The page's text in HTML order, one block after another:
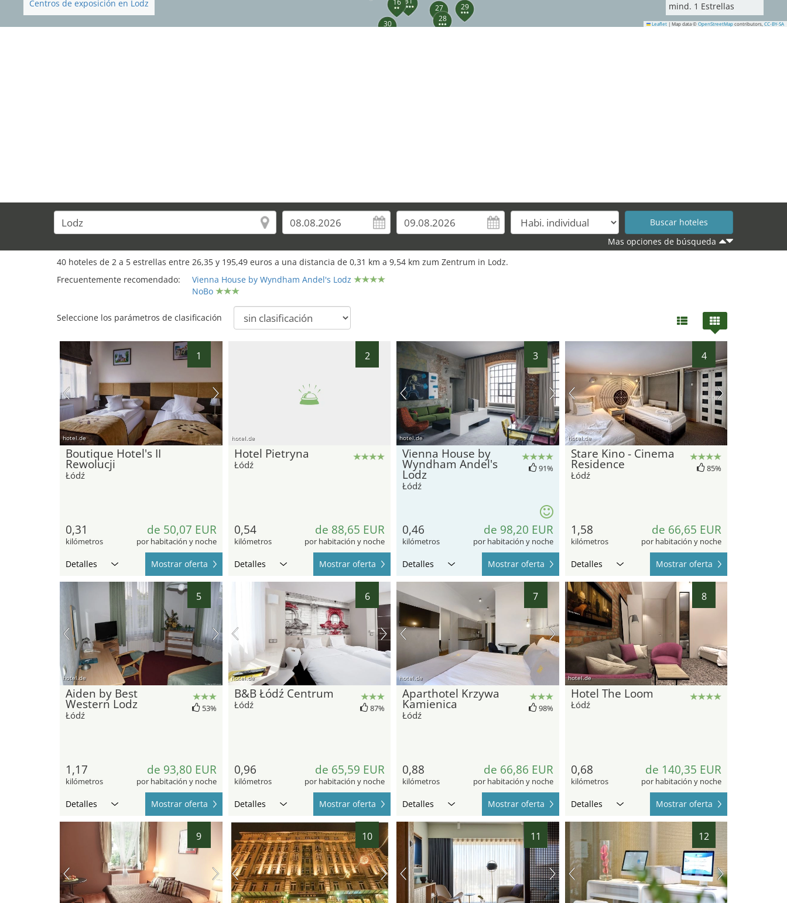
16
27
28
29
30
Leaflet | Map data © OpenStreetMap contributors, CC-BY-SA
Centros de exposición en Lodz
mind. 1 Estrellas
Mas opciones de búsqueda
40 hoteles de 2 a 5 estrellas entre 26,35 y 195,49 euros a una distancia de 0,31 km a 9,54 km zum Zentrum in Lodz.
Frecuentemente recomendado:
Vienna House by Wyndham Andel's Lodz
NoBo
Seleccione los parámetros de clasificación
1
hotel.de
Boutique Hotel's II
Rewolucji
Łódź
0,31
kilómetros
de 50,07 EUR
por habitación y noche
Detalles Mostrar oferta
2
hotel.de
Hotel Pietryna
Łódź
0,54
kilómetros
de 88,65 EUR
por habitación y noche
Detalles Mostrar oferta
3
hotel.de
Vienna House by
Wyndham Andel's
Lodz
Łódź
91%
0,46
kilómetros
de 98,20 EUR
por habitación y noche
Detalles Mostrar oferta
4
hotel.de
Stare Kino - Cinema
Residence
Łódź
85%
1,58
kilómetros
de 66,65 EUR
por habitación y noche
Detalles Mostrar oferta
5
hotel.de
Aiden by Best
Western Lodz
Łódź
53%
1,17
kilómetros
de 93,80 EUR
por habitación y noche
Detalles Mostrar oferta
6
hotel.de
B&B Łódź Centrum
Łódź 87%
0,96
kilómetros
de 65,59 EUR
por habitación y noche
Detalles Mostrar oferta
7
hotel.de
Aparthotel Krzywa
Kamienica
Łódź
98%
0,88
kilómetros
de 66,86 EUR
por habitación y noche
Detalles Mostrar oferta
8
hotel.de
Hotel The Loom
Łódź
0,68
kilómetros
de 140,35 EUR
por habitación y noche
Detalles Mostrar oferta
9 10 11 12